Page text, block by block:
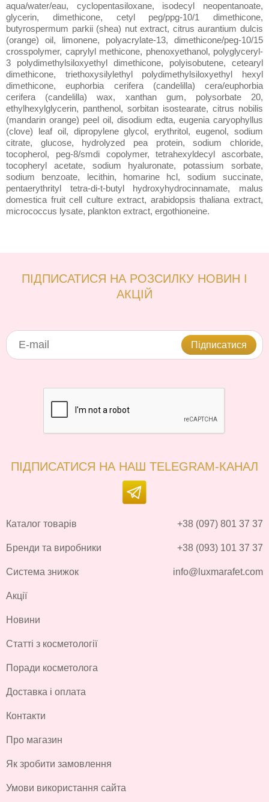
aqua/water/eau, cyclopentasiloxane, isodecyl neopentanoate,
glycerin, dimethicone, cetyl peg/ppg-10/1 dimethicone,
butyrospermum parkii (shea) nut extract, citrus aurantium dulcis
(orange) oil, limonene, polyacrylate-13, dimethicone/peg-10/15
crosspolymer, caprylyl methicone, phenoxyethanol, polyglyceryl-
3 polydimethylsiloxyethyl dimethicone, polyisobutene, cetearyl
dimethicone, triethoxysilylethyl polydimethylsiloxyethyl hexyl
dimethicone, euphorbia cerifera (candelilla) cera/euphorbia
cerifera (candelilla) wax, xanthan gum, polysorbate 20,
ethylhexylglycerin, panthenol, sorbitan isostearate, citrus nobilis
(mandarin orange) peel oil, disodium edta, eugenia caryophyllus
(clove) leaf oil, dipropylene glycol, erythritol, eugenol, sodium
citrate, glucose, hydrolyzed pea protein, sodium chloride,
tocopherol, peg-8/smdi copolymer, tetrahexyldecyl ascorbate,
tocopheryl acetate, sodium hyaluronate, potassium sorbate,
sodium benzoate, lecithin, homarine hcl, sodium succinate,
pentaerythrityl tetra-di-t-butyl hydroxyhydrocinnamate, malus
domestica fruit cell culture extract, arabidopsis thaliana extract,
micrococcus lysate, plankton extract, ergothioneine.
ПІДПИСАТИСЯ НА РОЗСИЛКУ НОВИН І
АКЦІЙ
Підписатися
ПІДПИСАТИСЯ НА НАШ TELEGRAM-КАНАЛ
Каталог товарів
Бренди та виробники
Система знижок
Акції
Новини
Статті з косметології
Поради косметолога
Доставка і оплата
Контакти
Про магазин
Як зробити замовлення
Умови використання сайта
+38 (097) 801 37 37
+38 (093) 101 37 37
info@luxmarafet.com